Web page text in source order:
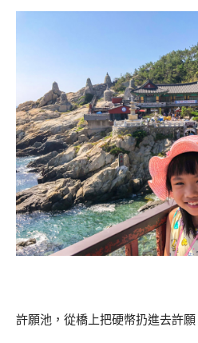
許願池，從橋上把硬幣扔進去許